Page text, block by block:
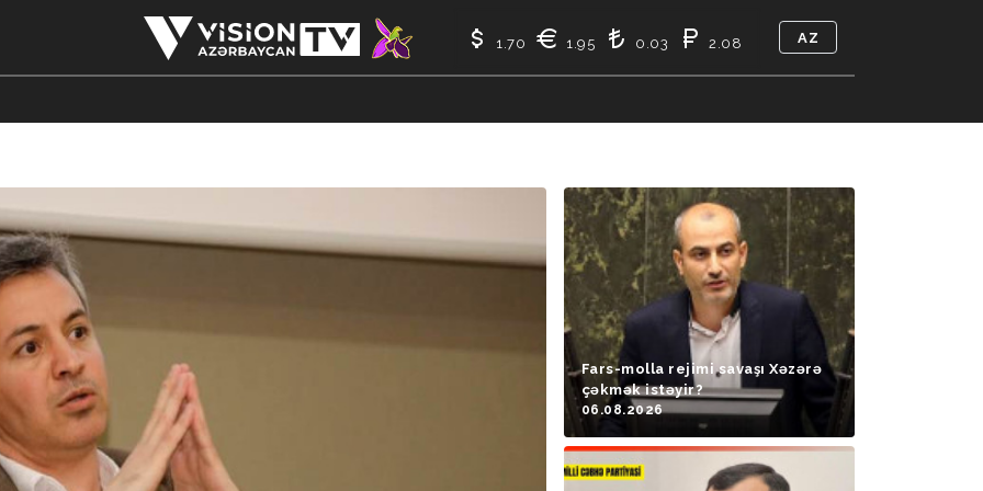
1.70 1.95 0.03 2.08 AZ
Fars-molla rejimi savaşı Xəzərə
çəkmək istəyir?
06.08.2026